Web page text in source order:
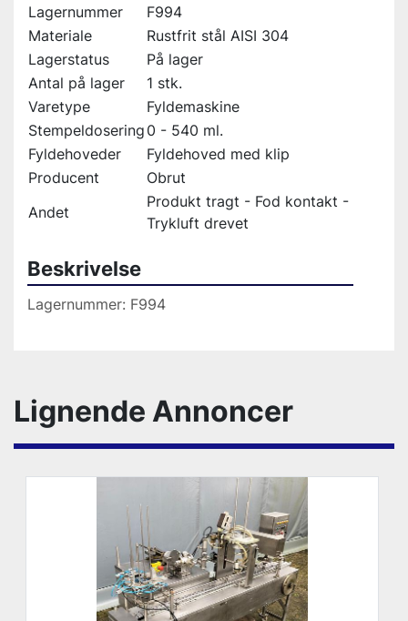
Lagernummer
F994
Materiale
Rustfrit stål AISI 304
Lagerstatus
På lager
Antal på lager
1 stk.
Varetype
Fyldemaskine
Stempeldosering 0 - 540 ml.
Fyldehoveder
Fyldehoved med klip
Producent
Obrut
Andet
Produkt tragt - Fod kontakt -
Trykluft drevet
Beskrivelse
Lagernummer: F994
Lignende Annoncer